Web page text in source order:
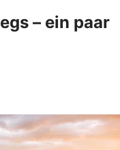
– ein paar